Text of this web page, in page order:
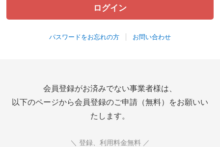
パスワードをお忘れの方 お問い合わせ
会員登録がお済みでない事業者様は、
以下のページから会員登録のご申請（無料）をお願いい
たします。
＼ 登録、利用料金無料 ／